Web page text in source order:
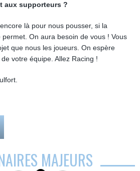
aux supporteurs ?
là pour nous pousser, si la
On aura besoin de vous ! Vous
que nous les joueurs. On espère
votre équipe. Allez Racing !
MAJEURS